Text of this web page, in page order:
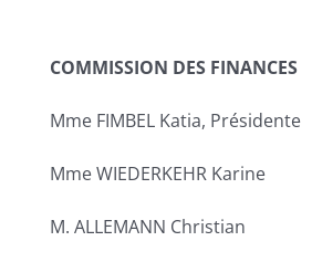
COMMISSION DES FINANCES
Mme FIMBEL Katia, Présidente
Mme WIEDERKEHR Karine
M. ALLEMANN Christian